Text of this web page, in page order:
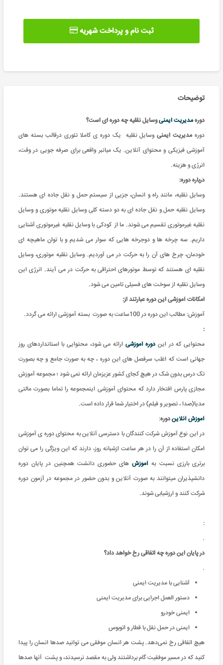
ثبت نام و پرداخت شهریه
توضیحات
دورهمدیریت ایمنیوسایل نقلیه چه دوره ای است؟
دورهمدیریت ایمنیوسایل نقلیه یک دوره ی کاملا تئوری درقالب بسته های
آموزشی فیزیکی و محتوای آنلاین. یک میانبر واقعی برای صرفه جویی در وقت،
انرژی و هزینه.
درباره دوره:
وسایل نقلیه، مانند راه و انسان، جزیی از سیستم حمل و نقل جاده ای هستند.
وسایل نقلیه حمل و نقل جاده ای به دو دسته کلی وسایل نقلیه موتوری و وسایل
نقلیه غیرموتوری تقسیم می شوند. ما از کودکی با وسایل نقلیه غیرموتوری آشنایی
داریم. سه چرخه ها و دوجرخه هایی که سوار می شدیم و با توان ماهیچه ای
خودمان، چرخ های آن را به حرکت در می آوردیم. وسایل نقلیه موتوری، وسایل
نقلیه ای هستند که توسط موتورهای احتراقی به حرکت در می آیند. انرژی این
وسایل نقلیه از سوخت های فسیلی تامین می شود.
امکانات آموزشی این دوره عبارتند از:
آموزش: مطالب این دوره در 100ساعت به صورت بسته آموزشی ارائه می گردد.
:
محتوایی که در این دوره آموزشی ارائه می شود، محتوایی با استانداردهای روز
جهانی است که اغلب سرفصل های این دوره ، چه به صورت جامع و چه بصورت
تک درس بدون شک در هیچ کجای کشور عزیزمان ارائه نمی شود ؛ مجموعه آموزش
مجازی پارس افتخار دارد که محتوای آموزشی اینمجموعه را تماما بصورت مالتی
مدیا(صدا ، تصویر و فیلم) در اختیار شما قرار داده است.
آموزش آنلایندوره:
در این نوع آموزش شرکت کنندگان با دسترسی آنلاین به محتوای دوره ی آموزشی
امکان استفاده از آن را در هر ساعت ازشبانه روز، دارند که این ویژگی را می توان
برتری بارزی نسبت به آموزشهای حضوری دانشت همچنین در پایان دوره
دانشپذیران میتوانند به صورت آنلاین و بدون حضور در مجموعه در آزمون دوره
شرکت کنند و ارزشیابی شوند.
:
.
در پایان این دوره چه اتفاقی رخ خواهد داد؟
.
آشنایی با مدیریت ایمنی
دستور العمل اجرایی برای مدیریت ایمنی
ایمنی خودرو
ایمنی در حمل نقل با قطار و اتوبوس
هیچ اتفاقی رخ نمی‌دهد. پشت هر انسان موفقی می توانید صدها انسان را پیدا
کنید که در مسیر موفقیت گام برداشتند ولی به مقصد نرسیدند، و پشت آنها صدها